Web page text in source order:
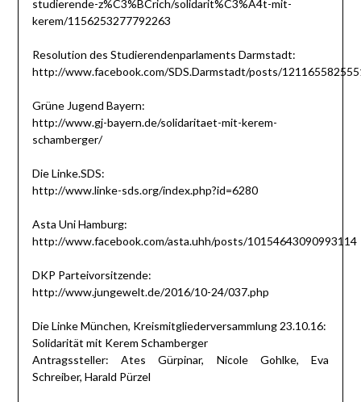
studierende-z%C3%BCrich/solidarit%C3%A4t-mit-
kerem/1156253277792263
Resolution des Studierendenparlaments Darmstadt:
http://www.facebook.com/SDS.Darmstadt/posts/
Grüne Jugend Bayern:
http://www.gj-bayern.de/solidaritaet-mit-kerem-
schamberger/
Die Linke.SDS:
http://www.linke-sds.org/index.php?id=6280
Asta Uni Hamburg:
http://www.facebook.com/asta.uhh/posts/10154643090993114
DKP Parteivorsitzende:
http://www.jungewelt.de/2016/10-24/037.php
Die Linke München, Kreismitgliederversammlung 23.10.16:
Solidarität mit Kerem Schamberger
Antragssteller: Ates Gürpinar, Nicole Gohlke, Eva
Schreiber, Harald Pürzel